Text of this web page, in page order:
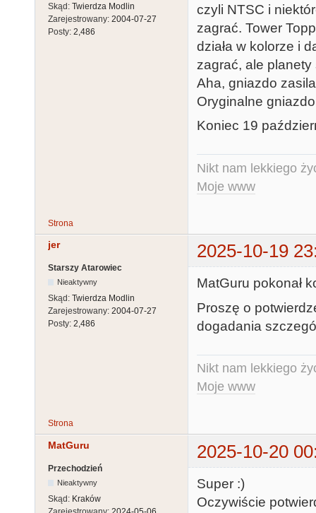
Skąd: Twierdza Modlin
Zarejestrowany: 2004-07-27
Posty: 2,486
czyli NTSC i
zagrać. Tower
działa w kolorze i
zagrać, ale
Aha, gniazdo
Oryginalne
Koniec 19
Nikt nam lekkiego
Moje www
Strona
jer 2025-10-19
Starszy Atarowiec
Nieaktywny
Skąd: Twierdza Modlin
Zarejestrowany: 2004-07-27
Posty: 2,486
MatGuru pokonał
Proszę o
dogadania
Nikt nam lekkiego
Moje www
Strona
MatGuru 2025-10-20
Przechodzień
Nieaktywny
Skąd: Kraków
Super :)
Oczywiście